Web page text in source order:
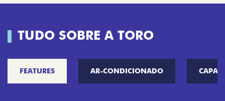
TUDO SOBRE A TORO
FEATURES AR-CONDICIONADO